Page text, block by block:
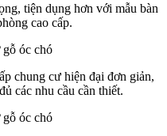
tiện dụng hơn với mẫu bàn
cao cấp.
chung cư hiện đại đơn giản,
các nhu cầu cần thiết.